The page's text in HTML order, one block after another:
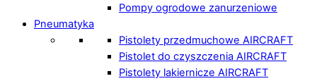
Pompy ogrodowe zanurzeniowe
Pneumatyka
Pistolety przedmuchowe AIRCRAFT
Pistolet do czyszczenia AIRCRAFT
Pistolety lakiernicze AIRCRAFT